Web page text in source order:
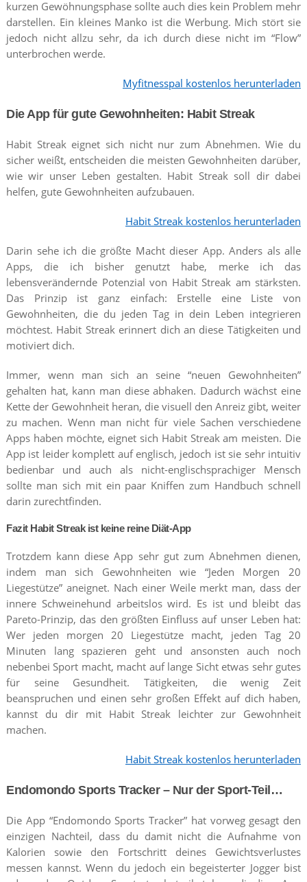
kurzen Gewöhnungsphase sollte auch dies kein Problem mehr
darstellen. Ein kleines Manko ist die Werbung. Mich stört sie
jedoch nicht allzu sehr, da ich durch diese nicht im “Flow”
unterbrochen werde.
Myfitnesspal kostenlos herunterladen
Die App für gute Gewohnheiten: Habit Streak
Habit Streak eignet sich nicht nur zum Abnehmen. Wie du
sicher weißt, entscheiden die meisten Gewohnheiten darüber,
wie wir unser Leben gestalten. Habit Streak soll dir dabei
helfen, gute Gewohnheiten aufzubauen.
Habit Streak kostenlos herunterladen
Darin sehe ich die größte Macht dieser App. Anders als alle
Apps, die ich bisher genutzt habe, merke ich das
lebensverändernde Potenzial von Habit Streak am stärksten.
Das Prinzip ist ganz einfach: Erstelle eine Liste von
Gewohnheiten, die du jeden Tag in dein Leben integrieren
möchtest. Habit Streak erinnert dich an diese Tätigkeiten und
motiviert dich.
Immer, wenn man sich an seine “neuen Gewohnheiten”
gehalten hat, kann man diese abhaken. Dadurch wächst eine
Kette der Gewohnheit heran, die visuell den Anreiz gibt, weiter
zu machen. Wenn man nicht für viele Sachen verschiedene
Apps haben möchte, eignet sich Habit Streak am meisten. Die
App ist leider komplett auf englisch, jedoch ist sie sehr intuitiv
bedienbar und auch als nicht-englischsprachiger Mensch
sollte man sich mit ein paar Kniffen zum Handbuch schnell
darin zurechtfinden.
Fazit Habit Streak ist keine reine Diät-App
Trotzdem kann diese App sehr gut zum Abnehmen dienen,
indem man sich Gewohnheiten wie “Jeden Morgen 20
Liegestütze” aneignet. Nach einer Weile merkt man, dass der
innere Schweinehund arbeitslos wird. Es ist und bleibt das
Pareto-Prinzip, das den größten Einfluss auf unser Leben hat:
Wer jeden morgen 20 Liegestütze macht, jeden Tag 20
Minuten lang spazieren geht und ansonsten auch noch
nebenbei Sport macht, macht auf lange Sicht etwas sehr gutes
für seine Gesundheit. Tätigkeiten, die wenig Zeit
beanspruchen und einen sehr großen Effekt auf dich haben,
kannst du dir mit Habit Streak leichter zur Gewohnheit
machen.
Habit Streak kostenlos herunterladen
Endomondo Sports Tracker – Nur der Sport-Teil…
Die App “Endomondo Sports Tracker” hat vorweg gesagt den
einzigen Nachteil, dass du damit nicht die Aufnahme von
Kalorien sowie den Fortschritt deines Gewichtsverlustes
messen kannst. Wenn du jedoch ein begeisterter Jogger bist